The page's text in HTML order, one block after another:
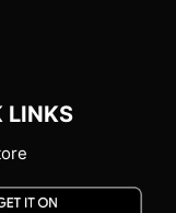
LINKS